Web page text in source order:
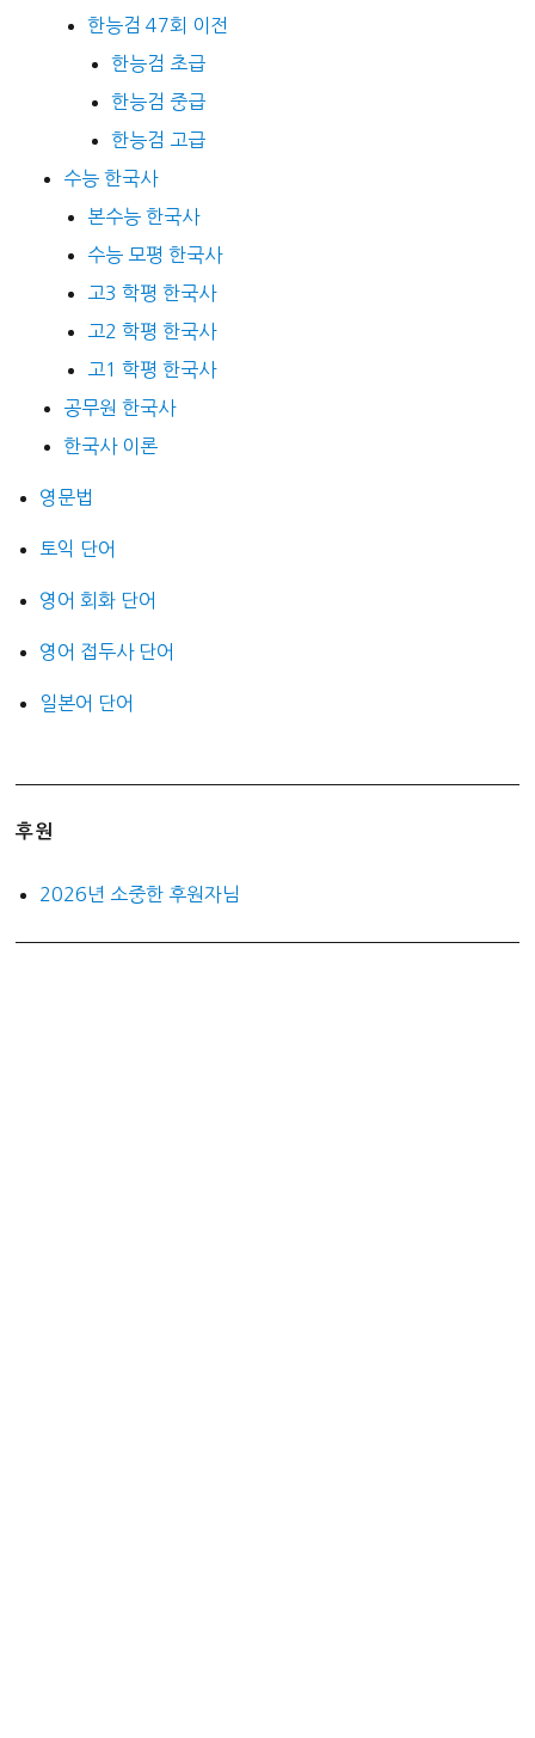
한능검 47회 이전
한능검 초급
한능검 중급
한능검 고급
수능 한국사
본수능 한국사
수능 모평 한국사
고3 학평 한국사
고2 학평 한국사
고1 학평 한국사
공무원 한국사
한국사 이론
영문법
토익 단어
영어 회화 단어
영어 접두사 단어
일본어 단어
후원
2026년 소중한 후원자님